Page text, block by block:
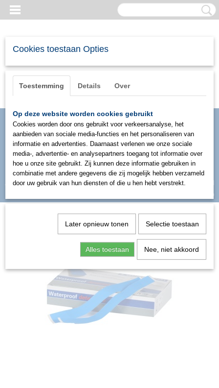
Inloggen Registreren
UW WINKELWAGEN
(0)
Cookies toestaan Opties
Toestemming Details Over
Op deze website worden cookies gebruikt
Cookies worden door ons gebruikt voor verkeersanalyse, het
aanbieden van sociale media-functies en het personaliseren van
informatie en advertenties. Daarnaast verlenen we onze sociale
media-, advertentie- en analysepartners toegang tot informatie over
hoe u onze site gebruikt. Zij kunnen deze informatie gebruiken in
combinatie met andere gegevens die zij mogelijk hebben verzameld
door uw gebruik van hun diensten of die u hen hebt verstrekt.
Later opnieuw tonen Selectie toestaan
Alles toestaan Nee, niet akkoord